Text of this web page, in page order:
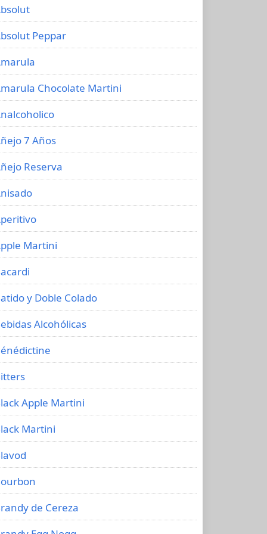
Peppar
Chocolate Martini
7 Años
Reserva
Martini
y Doble Colado
Alcohólicas
Apple Martini
Martini
de Cereza